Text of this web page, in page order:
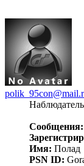
Наблюдатель
Сообщения:
Имя: Полад
PSN ID: